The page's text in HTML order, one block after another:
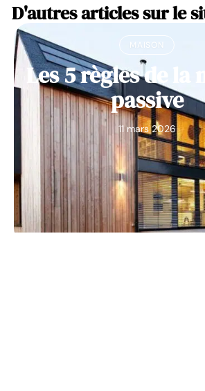
D'autres articles sur le
MAISON
Les 5 règles de la
passive
11 mars 2026